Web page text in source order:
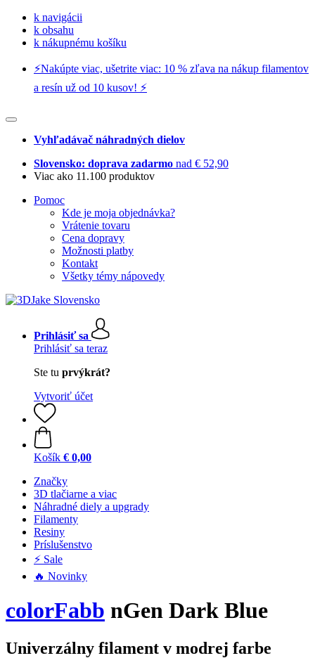
k navigácii
k obsahu
k nákupnému košíku
⚡️Nakúpte viac, ušetrite viac: 10 % zľava na nákup filamentov
a resín už od 10 kusov! ⚡️
Vyhľadávač náhradných dielov
Slovensko: doprava zadarmo nad € 52,90
Viac ako 11.100 produktov
Pomoc
Kde je moja objednávka?
Vrátenie tovaru
Cena dopravy
Možnosti platby
Kontakt
Všetky témy nápovedy
Prihlásiť sa
Prihlásiť sa teraz
Ste tu prvýkrát?
Vytvoriť účet
Košík € 0,00
Značky
3D tlačiarne a viac
Náhradné diely a upgrady
Filamenty
Resiny
Príslušenstvo
⚡ Sale
🔥 Novinky
colorFabb nGen Dark Blue
Univerzálny filament v modrej farbe